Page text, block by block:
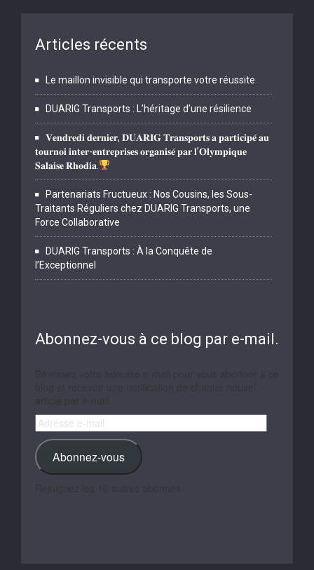
Articles récents
Le maillon invisible qui transporte votre réussite
DUARIG Transports : L’héritage d’une résilience
𝐕𝐞𝐧𝐝𝐫𝐞𝐝𝐢 𝐝𝐞𝐫𝐧𝐢𝐞𝐫, 𝐃𝐔𝐀𝐑𝐈𝐆 𝐓𝐫𝐚𝐧𝐬𝐩𝐨𝐫𝐭𝐬 𝐚 𝐩𝐚𝐫𝐭𝐢𝐜𝐢𝐩𝐞́ 𝐚𝐮
𝐭𝐨𝐮𝐫𝐧𝐨𝐢 𝐢𝐧𝐭𝐞𝐫-𝐞𝐧𝐭𝐫𝐞𝐩𝐫𝐢𝐬𝐞𝐬 𝐨𝐫𝐠𝐚𝐧𝐢𝐬𝐞́ 𝐩𝐚𝐫 𝐥’𝐎𝐥𝐲𝐦𝐩𝐢𝐪𝐮𝐞
𝐒𝐚𝐥𝐚𝐢𝐬𝐞 𝐑𝐡𝐨𝐝𝐢𝐚.
Partenariats Fructueux : Nos Cousins, les Sous-
Traitants Réguliers chez DUARIG Transports, une
Force Collaborative
DUARIG Transports : À la Conquête de
l’Exceptionnel
Abonnez-vous à ce blog par e-mail.
Adresse
e-
mail
Abonnez-vous